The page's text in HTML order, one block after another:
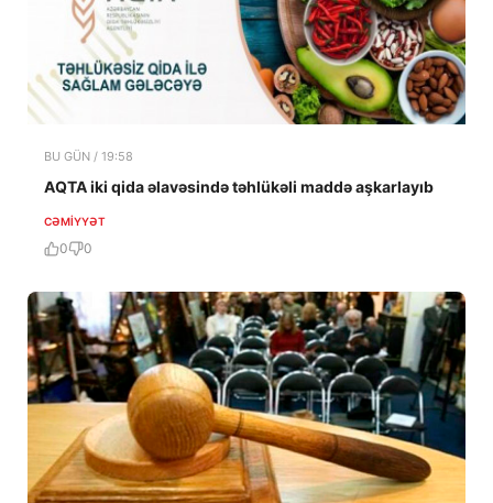
BU GÜN / 19:58
AQTA iki qida əlavəsində təhlükəli maddə aşkarlayıb
CƏMIYYƏT
0 0